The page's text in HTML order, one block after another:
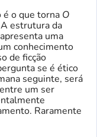
o que torna O
estrutura da
uma
conhecimento
de ficção
se é ético
seguinte, será
um ser
Raramente